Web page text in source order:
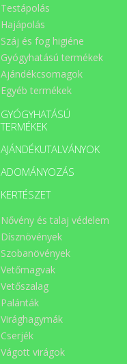
Testápolás
Hajápolás
Száj és fog higiéne
Gyógyhatású termékek
Ajándékcsomagok
Egyéb termékek
GYÓGYHATÁSÚ
TERMÉKEK
AJÁNDÉKUTALVÁNYOK
ADOMÁNYOZÁS
KERTÉSZET
Nővény és talaj védelem
Dísznövények
Szobanövények
Vetőmagvak
Vetőszalag
Palánták
Virághagymák
Cserjék
Vágott virágok